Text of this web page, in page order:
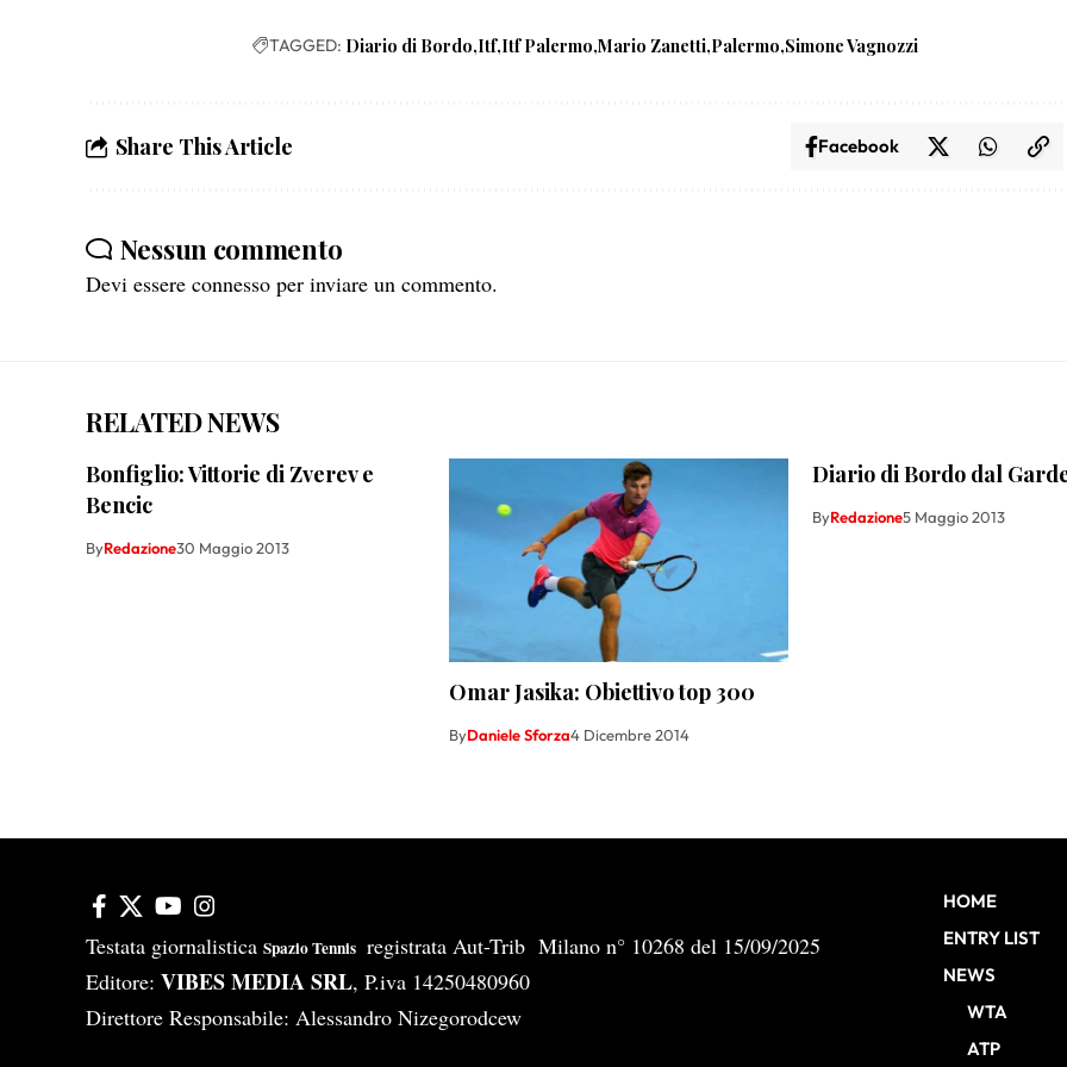
TAGGED: Diario di Bordo Itf Itf Palermo Mario Zanetti Palermo Simone Vagnozzi
Share This Article Facebook
Nessun commento
Devi essere connesso per inviare un commento.
RELATED NEWS
Bonfiglio: Vittorie di Zverev e
Bencic
ByRedazione30 Maggio 2013
Omar Jasika: Obiettivo top 300
ByDaniele Sforza4 Dicembre 2014
Diario di Bordo dal
ByRedazione5 Maggio 2013
Testata giornalistica Spazio Tennis registrata Aut-Trib Milano n° 10268 del 15/09/2025
Editore: VIBES MEDIA SRL, P.iva 14250480960
Direttore Responsabile: Alessandro Nizegorodcew
HOME
ENTRY LIST
NEWS
WTA
ATP